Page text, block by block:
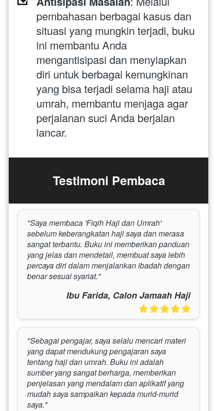
pembahasan berbagai kasus dan
situasi yang mungkin terjadi, buku
ini membantu Anda
mengantisipasi dan menyiapkan
diri untuk berbagai kemungkinan
yang bisa terjadi selama haji atau
umrah, membantu menjaga agar
perjalanan suci Anda berjalan
lancar.
Testimoni Pembaca
"Saya membaca 'Fiqih Haji dan Umrah'
sebelum keberangkatan haji saya dan merasa
sangat terbantu. Buku ini memberikan panduan
yang jelas dan mendetail, membuat saya lebih
percaya diri dalam menjalankan ibadah dengan
benar sesuai syariat."
Ibu Farida, Calon Jamaah Haji
"Sebagai pengajar, saya selalu mencari materi
yang dapat mendukung pengajaran saya
tentang haji dan umrah. Buku ini adalah
sumber yang sangat berharga, memberikan
penjelasan yang mendalam dan aplikatif yang
mudah saya sampaikan kepada murid-murid
saya."